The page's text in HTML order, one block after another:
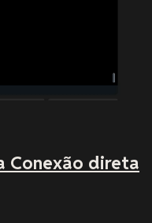
Conexão direta